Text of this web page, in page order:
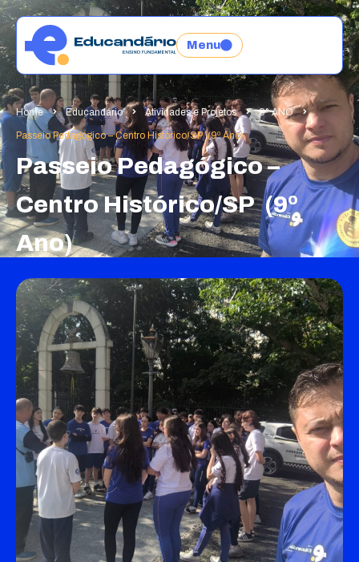
Menu
Home Educandário Atividades e Projetos 9° ANO
Passeio Pedagógico – Centro Histórico/SP (9º Ano)
Passeio Pedagógico –
Centro Histórico/SP (9º
Ano)